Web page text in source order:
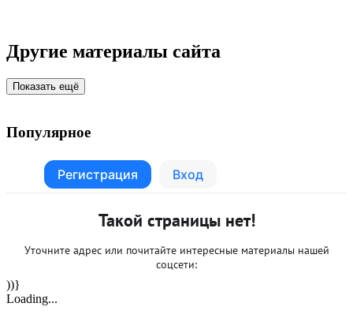
Другие материалы сайта
Показать ещё
Популярное
))}
Loading...